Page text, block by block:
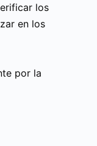
los
en los
por la